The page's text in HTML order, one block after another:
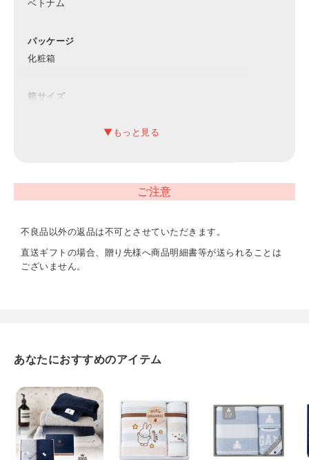
ベトナム
パッケージ
化粧箱
箱サイズ
ご注意
不良品以外の返品は不可とさせていただきます。
直送ギフトの場合、贈り先様へ商品明細書等が送られることは
ございません。
あなたにおすすめのアイテム